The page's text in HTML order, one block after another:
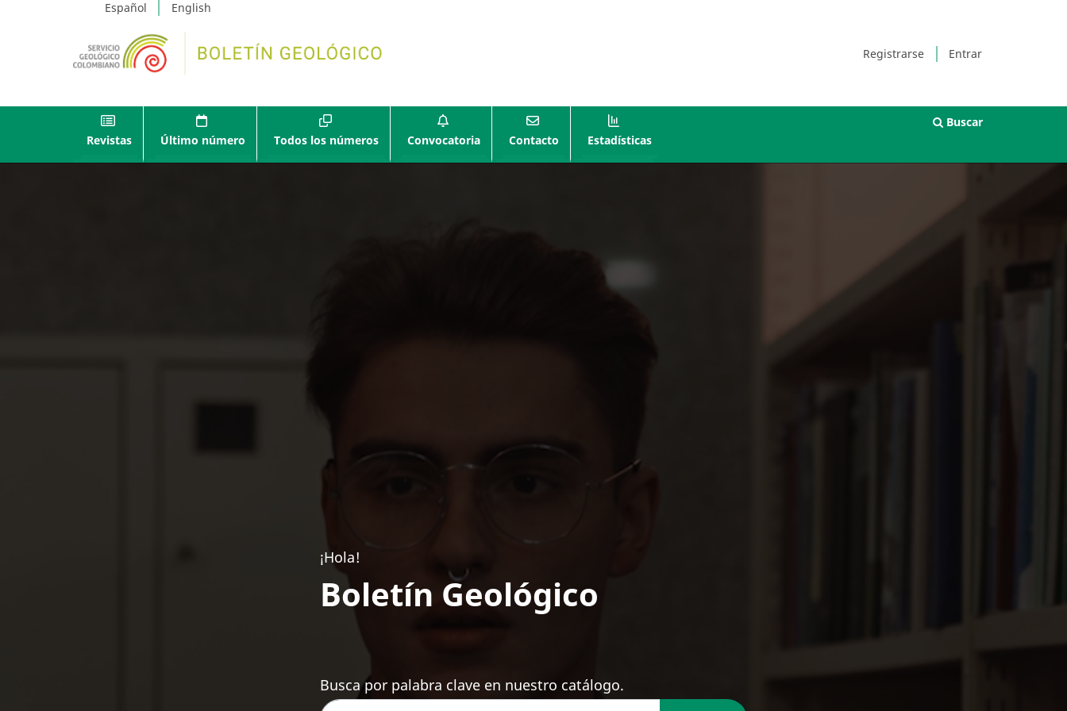
Español English
Registrarse Entrar
Revistas Último número Todos los números Convocatoria Contacto Estadísticas
Buscar
¡Hola!
Boletín Geológico
Busca por palabra clave en nuestro catálogo.